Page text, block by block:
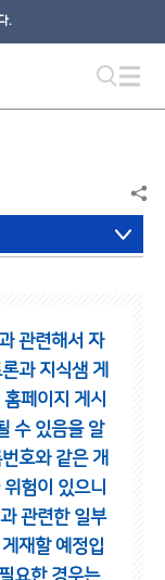
.
관련해서 자
과 지식샘 게
페이지 게시
수 있음을 알
호와 같은 개
험이 있으니
관련한 일부
재할 예정입
요한 경우는